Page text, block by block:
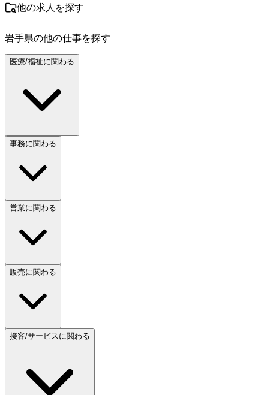
他の求人を探す
岩手県の他の仕事を探す
医療/福祉に関わる
事務に関わる
営業に関わる
販売に関わる
接客/サービスに関わる